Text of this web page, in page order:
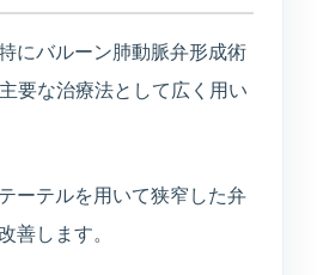
にバルーン肺動脈弁形成術
要な治療法として広く用い
ーテルを用いて狭窄した弁
善します。